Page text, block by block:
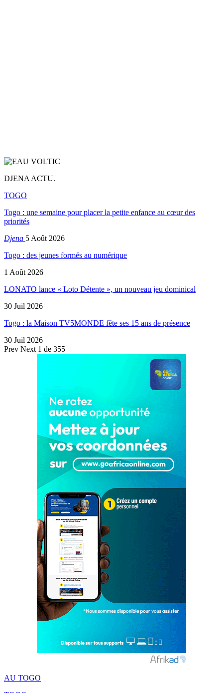
DJENA ACTU.
TOGO
Togo : une semaine pour placer la petite enfance au cœur des
priorités
Djena 5 Août 2026
Togo : des jeunes formés au numérique
1 Août 2026
LONATO lance « Loto Détente », un nouveau jeu dominical
30 Juil 2026
Togo : la Maison TV5MONDE fête ses 15 ans de présence
30 Juil 2026
Prev Next 1 de 355
AU TOGO